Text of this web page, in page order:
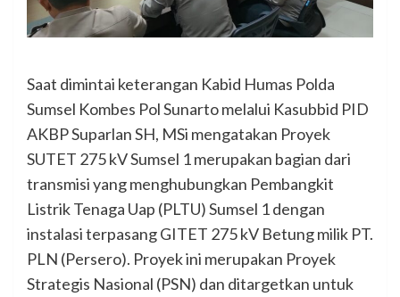
Saat dimintai keterangan Kabid Humas Polda
Sumsel Kombes Pol Sunarto melalui Kasubbid PID
AKBP Suparlan SH, MSi mengatakan Proyek
SUTET 275 kV Sumsel 1 merupakan bagian dari
transmisi yang menghubungkan Pembangkit
Listrik Tenaga Uap (PLTU) Sumsel 1 dengan
instalasi terpasang GITET 275 kV Betung milik PT.
PLN (Persero). Proyek ini merupakan Proyek
Strategis Nasional (PSN) dan ditargetkan untuk